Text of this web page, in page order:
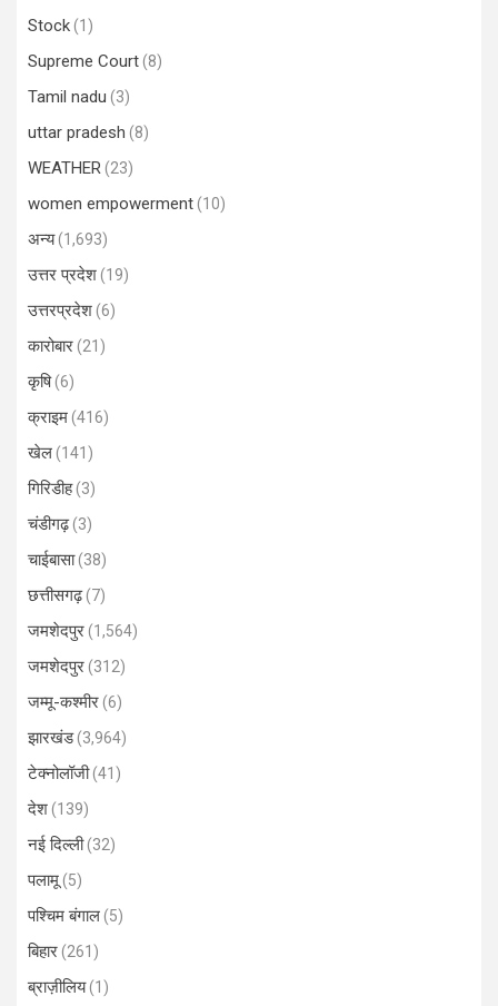
Stock(1)
Supreme Court(8)
Tamil nadu (3)
uttar pradesh (8)
WEATHER(23)
women empowerment(10)
अन्य(1,693)
उत्तर प्रदेश(19)
उत्तरप्रदेश(6)
कारोबार(21)
कृषि(6)
क्राइम(416)
खेल(141)
गिरिडीह(3)
चंडीगढ़(3)
चाईबासा(38)
छत्तीसगढ़(7)
जमशेदपुर(1,564)
जमशेदपुर(312)
जम्मू-कश्मीर(6)
झारखंड(3,964)
टेक्नोलॉजी(41)
देश(139)
नई दिल्ली(32)
पलामू(5)
पश्चिम बंगाल(5)
बिहार(261)
ब्राज़ीलिय(1)